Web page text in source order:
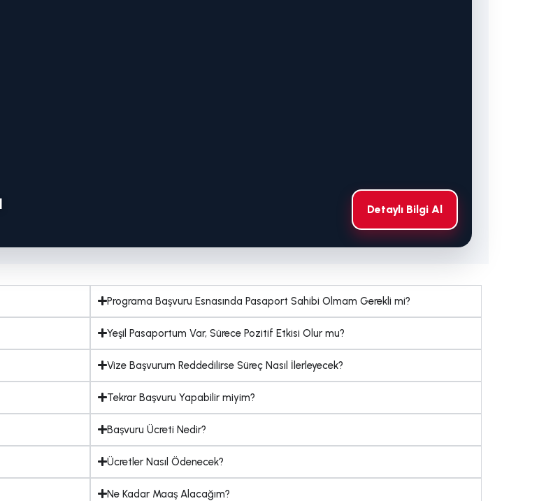
Detaylı Bilgi Al
Programa Başvuru Esnasında Pasaport Sahibi Olmam Gerekli mi?
Yeşil Pasaportum Var, Sürece Pozitif Etkisi Olur mu?
Vize Başvurum Reddedilirse Süreç Nasıl İlerleyecek?
Tekrar Başvuru Yapabilir miyim?
Başvuru Ücreti Nedir?
Ücretler Nasıl Ödenecek?
Ne Kadar Maaş Alacağım?